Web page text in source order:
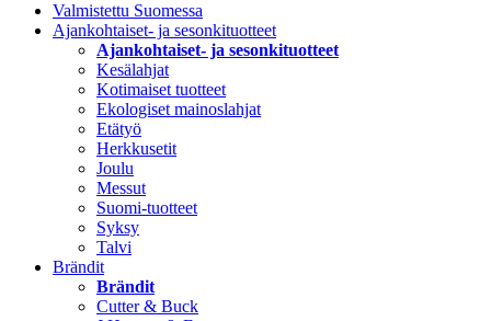
Valmistettu Suomessa
Ajankohtaiset- ja sesonkituotteet
Ajankohtaiset- ja sesonkituotteet
Kesälahjat
Kotimaiset tuotteet
Ekologiset mainoslahjat
Etätyö
Herkkusetit
Joulu
Messut
Suomi-tuotteet
Syksy
Talvi
Brändit
Brändit
Cutter & Buck